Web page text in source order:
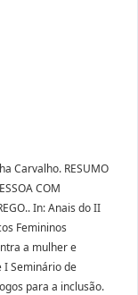
Carvalho. RESUMO
COM
In: Anais do II
Femininos
a mulher e
I Seminário de
para a inclusão.